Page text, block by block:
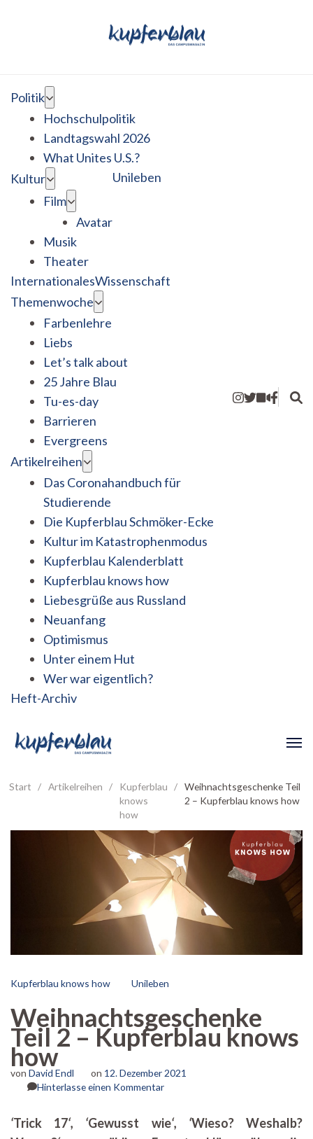
Politik
Hochschulpolitik
Landtagswahl 2026
What Unites U.S.?
Kultur
Film
Avatar
Musik
Theater
Unileben
InternationalesWissenschaft
Themenwoche
Farbenlehre
Liebs
Let’s talk about
25 Jahre Blau
Tu-es-day
Barrieren
Evergreens
Artikelreihen
Das Coronahandbuch für
Studierende
Die Kupferblau Schmöker-Ecke
Kultur im Katastrophenmodus
Kupferblau Kalenderblatt
Kupferblau knows how
Liebesgrüße aus Russland
Neuanfang
Optimismus
Unter einem Hut
Wer war eigentlich?
Heft-Archiv
Start / Artikelreihen /
Kupferblau
knows
how
/
Weihnachtsgeschenke Teil
2 – Kupferblau knows how
Kupferblau knows how Unileben
Weihnachtsgeschenke
Teil 2 – Kupferblau knows
how
von David Endl on 12. Dezember 2021
Hinterlasse einen Kommentarzu
2
‘Trick 17‘, ‘Gewusst wie‘, ‘Wieso? Weshalb?